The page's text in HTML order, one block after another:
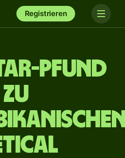
Registrieren
Pfund
zu